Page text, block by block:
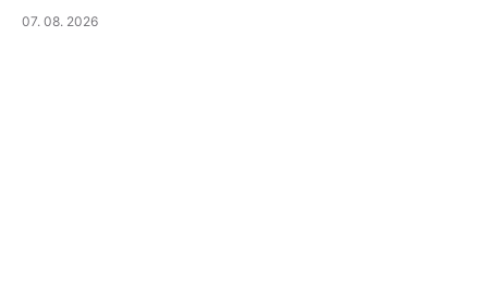
07. 08. 2026